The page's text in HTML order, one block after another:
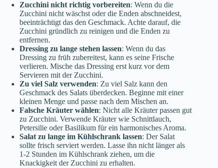
Zucchini nicht richtig vorbereiten: Wenn du die
Zucchini nicht wäschst oder die Enden abschneidest,
beeinträchtigt das den Geschmack. Achte darauf, die
Zucchini gründlich zu reinigen und die Enden zu
entfernen.
Dressing zu lange stehen lassen: Wenn du das
Dressing zu früh zubereitest, kann es seine Frische
verlieren. Mische das Dressing erst kurz vor dem
Servieren mit der Zucchini.
Zu viel Salz verwenden: Zu viel Salz kann den
Geschmack des Salats überdecken. Beginne mit einer
kleinen Menge und passe nach dem Mischen an.
Falsche Kräuter wählen: Nicht alle Kräuter passen gut
zu Zucchini. Verwende Kräuter wie Schnittlauch,
Petersilie oder Basilikum für ein harmonisches Aroma.
Salat zu lange im Kühlschrank lassen: Der Salat
sollte frisch serviert werden. Lasse ihn nicht länger als
1-2 Stunden im Kühlschrank ziehen, um die
Knackigkeit der Zucchini zu erhalten.